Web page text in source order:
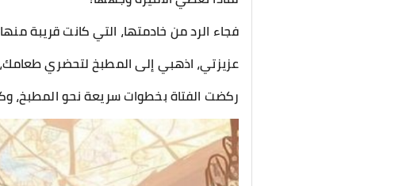
فجاء الرد من خادمتها، التي كانت قريبة
عزيزتي، اذهبي إلى المطبخ لتحضري طعامك،
ركضت الفتاة بخطوات سريعة نحو